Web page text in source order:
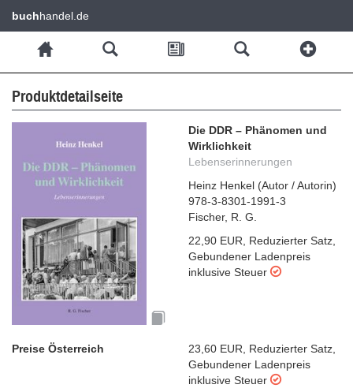
buchhandel.de
Produktdetailseite
Die DDR – Phänomen und
Wirklichkeit
Lebenserinnerungen
Heinz Henkel (Autor / Autorin)
978-3-8301-1991-3
Fischer, R. G.
22,90 EUR
Reduzierter Satz
Gebundener Ladenpreis
inklusive Steuer
Preise Österreich 23,60 EUR Reduzierter Satz
Gebundener Ladenpreis
inklusive Steuer